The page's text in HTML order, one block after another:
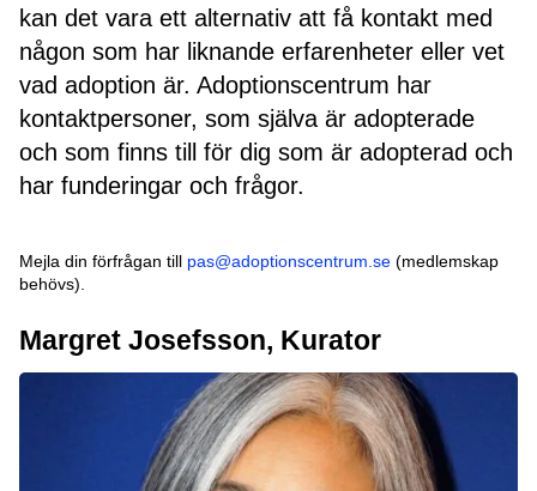
kan det vara ett alternativ att få kontakt med
någon som har liknande erfarenheter eller vet
vad adoption är. Adoptionscentrum har
kontaktpersoner, som själva är adopterade
och som finns till för dig som är adopterad och
har funderingar och frågor.
Mejla din förfrågan till pas@adoptionscentrum.se (medlemskap
behövs).
Margret Josefsson, Kurator